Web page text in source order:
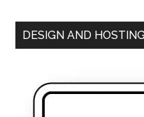
DESIGN AND